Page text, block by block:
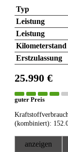
Typ
Leistung
Leistung
Kilometerstand
Erstzulassung
25.990 €
guter Preis
(kombiniert):
anzeigen